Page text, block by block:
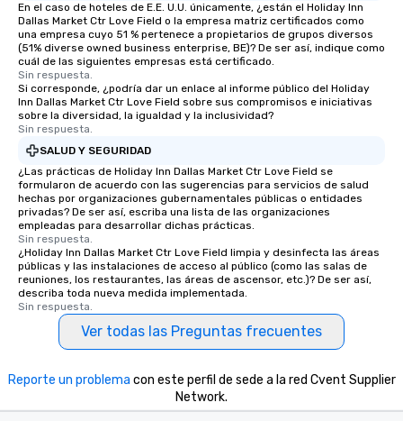
En el caso de hoteles de E.E. U.U. únicamente, ¿están el Holiday Inn
Dallas Market Ctr Love Field o la empresa matriz certificados como
una empresa cuyo 51 % pertenece a propietarios de grupos diversos
(51% diverse owned business enterprise, BE)? De ser así, indique como
cuál de las siguientes empresas está certificado.
Sin respuesta.
Si corresponde, ¿podría dar un enlace al informe público del Holiday
Inn Dallas Market Ctr Love Field sobre sus compromisos e iniciativas
sobre la diversidad, la igualdad y la inclusividad?
Sin respuesta.
SALUD Y SEGURIDAD
¿Las prácticas de Holiday Inn Dallas Market Ctr Love Field se
formularon de acuerdo con las sugerencias para servicios de salud
hechas por organizaciones gubernamentales públicas o entidades
privadas? De ser así, escriba una lista de las organizaciones
empleadas para desarrollar dichas prácticas.
Sin respuesta.
¿Holiday Inn Dallas Market Ctr Love Field limpia y desinfecta las áreas
públicas y las instalaciones de acceso al público (como las salas de
reuniones, los restaurantes, las áreas de ascensor, etc.)? De ser así,
describa toda nueva medida implementada.
Sin respuesta.
Ver todas las Preguntas frecuentes
Reporte un problema con este perfil de sede a la red Cvent Supplier
Network.